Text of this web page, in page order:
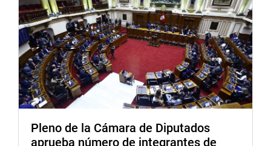
segundo vicepresidente del Congreso de la República
realizará una reunión de trabajo en la sala Gustavo
Mohme Llona del edificio Víctor Raúl Haya de la Torre.
En la sesión vespertina, el legislador Marco Arana Zegarra
(FA) inaugurará el foro: “Ley de sostenibilidad urbana para
construir ciudades sostenibles” en el auditorio Alberto
Andrade Carmona del edificio Juan Santos Atahualpa a
Finalmente, el congresista Percy Alcalá Mateo (FP)
Pleno de la Cámara de Diputados
aprueba número de integrantes de